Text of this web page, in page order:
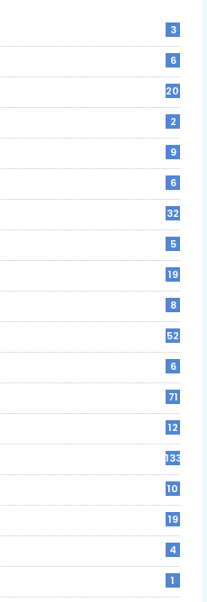
3
6
203
2
9
6
32
5
19
8
52
6
71
12
133
10
19
4
1